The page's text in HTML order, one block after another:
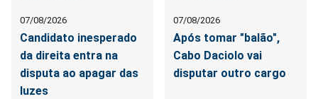
07/08/2026
Candidato inesperado
da direita entra na
disputa ao apagar das
luzes
07/08/2026
Após tomar "balão",
Cabo Daciolo vai
disputar outro cargo